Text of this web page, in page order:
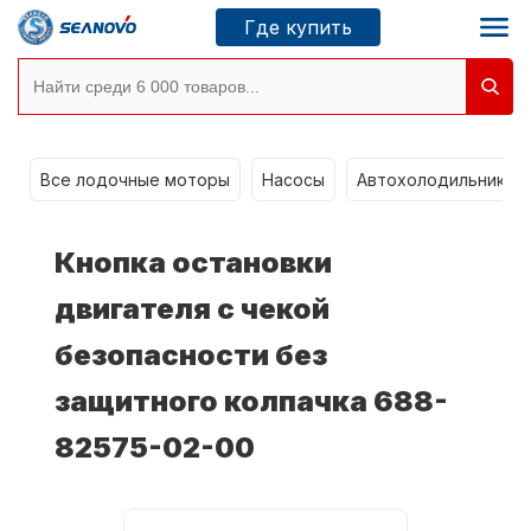
Где купить
Новосибирск
Моторы SEANOVO
Моторы CONDOR
Все лодочные моторы Насосы Автохолодильники
Кнопка остановки
двигателя с чекой
безопасности без
защитного колпачка 688-
82575-02-00